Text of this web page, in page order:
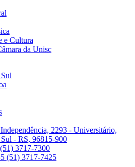
e Cultura
da Unisc
2293 - Universitário,
- RS, 96815-900
3717-7300
(51) 3717-7425